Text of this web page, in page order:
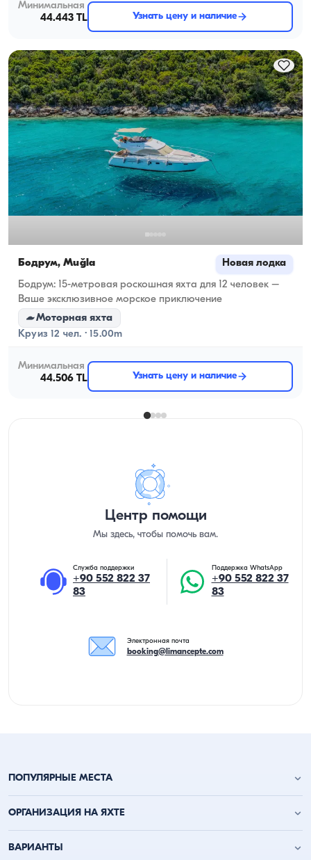
Минимальная
44.443 TL
Узнать цену и наличие
Бодрум, Muğla Новая лодка
Бодрум: 15-метровая роскошная яхта для 12 человек –
Ваше эксклюзивное морское приключение
Моторная яхта
Круиз 12 чел. · 15.00m
Минимальная
44.506 TL
Узнать цену и наличие
Центр помощи
Мы здесь, чтобы помочь вам.
Служба поддержки
+90 552 822 37
83
Поддержка WhatsApp
+90 552 822 37
83
Электронная почта
booking@limancepte.com
ПОПУЛЯРНЫЕ МЕСТА
Анталья аренда яхт
Каш аренда яхт
ОРГАНИЗАЦИЯ НА ЯХТЕ
День рождения на яхте
ВАРИАНТЫ